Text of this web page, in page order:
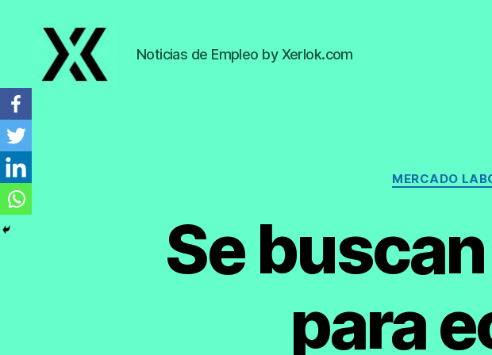
Noticias de Empleo by Xerlok.com
MERCADO
Se
para